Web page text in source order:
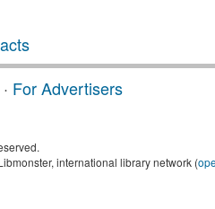
· For Advertisers
international library network (